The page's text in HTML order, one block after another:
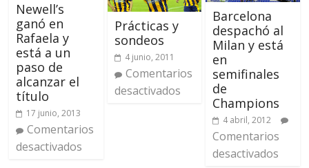
Newell’s
ganó en
Rafaela y
está a un
paso de
alcanzar el
título
17 junio, 2013
Comentarios
desactivados
Prácticas y
sondeos
4 junio, 2011
Comentarios
desactivados
Barcelona
despachó al
Milan y está
en
semifinales
de
Champions
4 abril, 2012
Comentarios
desactivados